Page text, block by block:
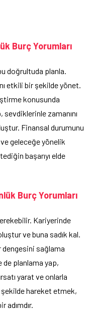
Burç Yorumları
doğrultuda planla.
etkili bir şekilde yönet.
konusunda
zamanını
Finansal durumunu
ve geleceğe yönelik
başarıyı elde
Burç Yorumları
Kariyerinde
ve buna sadık kal.
sağlama
de planlama yap,
yarat ve onlarla
şekilde hareket etmek,